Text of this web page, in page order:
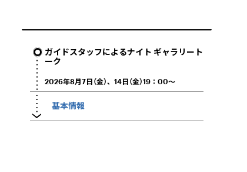
ガイドスタッフによるナイト ギャラリート
ーク
2026年8月7日（金）、14日（金）19：00～
基本情報